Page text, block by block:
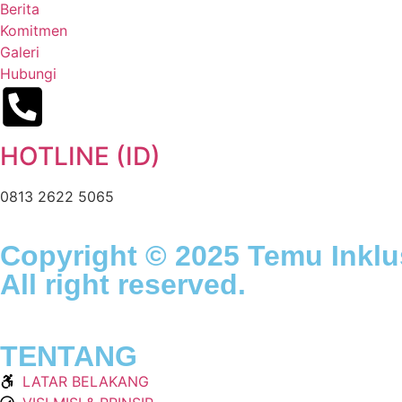
Berita
Komitmen
Galeri
Hubungi
HOTLINE (ID)
0813 2622 5065
Copyright © 2025 Temu
All right reserved.
TENTANG
LATAR BELAKANG